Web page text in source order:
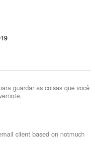
guardar as coisas que você
client based on notmuch